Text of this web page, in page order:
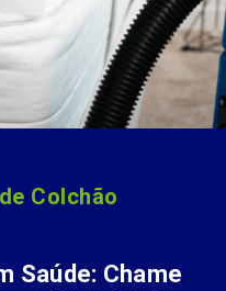
Colchão
Saúde: Chame